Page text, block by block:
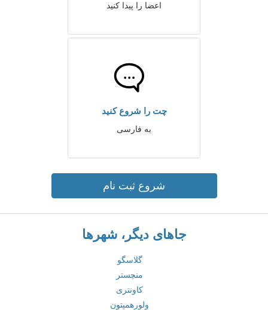
اعضا را پیدا کنید
چت را شروع کنید
به فارسی
شروع ثبت نام
جاهای دیگر، شهرها
گلاسگو
منچستر
کاونتری
ولورهمپتون